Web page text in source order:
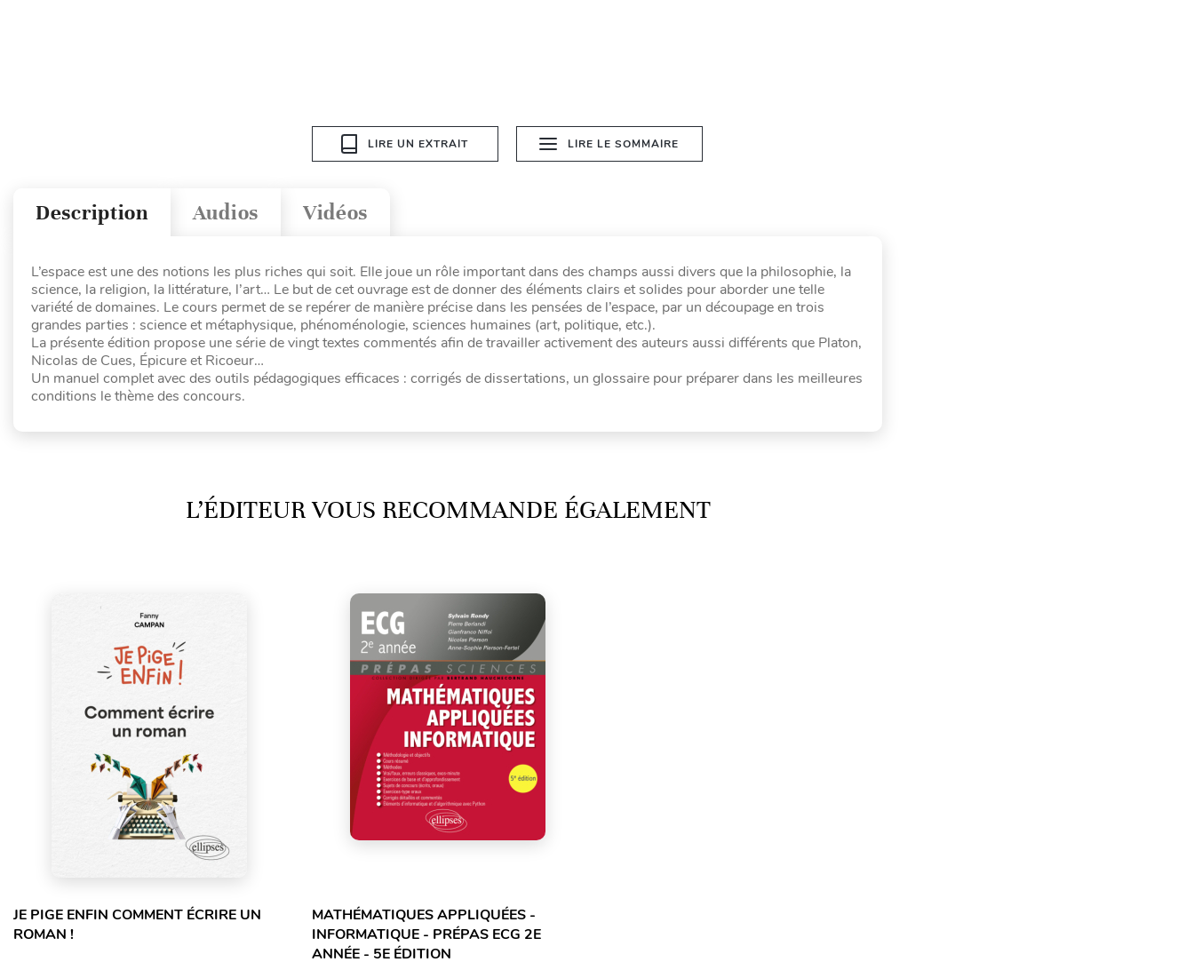
LIRE UN EXTRAIT LIRE LE SOMMAIRE
Vidéos
Audios
Description
L’espace est une des notions les plus riches qui soit. Elle joue un rôle important dans des champs aussi divers que la philosophie, la
science, la religion, la littérature, l’art… Le but de cet ouvrage est de donner des éléments clairs et solides pour aborder une telle
variété de domaines. Le cours permet de se repérer de manière précise dans les pensées de l’espace, par un découpage en trois
grandes parties : science et métaphysique, phénoménologie, sciences humaines (art, politique, etc.).
La présente édition propose une série de vingt textes commentés afin de travailler activement des auteurs aussi différents que Platon,
Nicolas de Cues, Épicure et Ricoeur…
Un manuel complet avec des outils pédagogiques efficaces : corrigés de dissertations, un glossaire pour préparer dans les meilleures
conditions le thème des concours.
L’ÉDITEUR VOUS RECOMMANDE ÉGALEMENT
JE PIGE ENFIN COMMENT ÉCRIRE UN
ROMAN !
MATHÉMATIQUES APPLIQUÉES -
INFORMATIQUE - PRÉPAS ECG 2E
ANNÉE - 5E ÉDITION